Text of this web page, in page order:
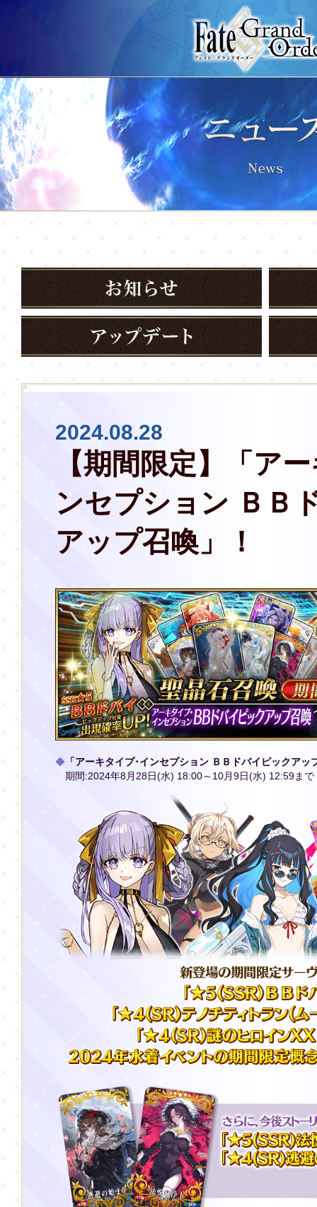
2024.08.28
【期間限定】「ア
ンセプション ＢＢ
アップ召喚」！
◆ 「アーキタイプ･インセプション ＢＢドバイピックアッ
期間:2024年8月28日(水) 18:00～10月9日(水) 12:59まで